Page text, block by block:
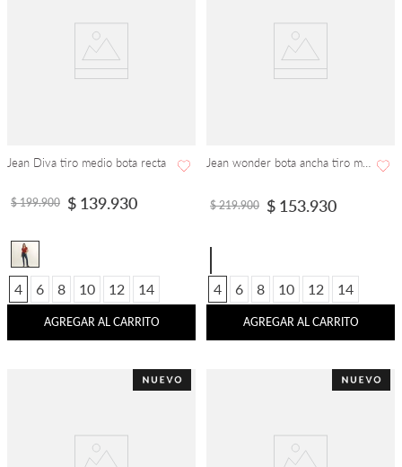
Jean Diva tiro medio bota recta
$ 199.900 $ 139.930
4 6 8 10 12 14
AGREGAR AL CARRITO
$ 219.900 $ 153.930
4 6 8 10 12 14
AGREGAR AL CARRITO